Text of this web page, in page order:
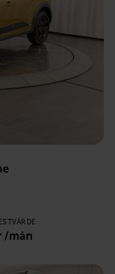
/mån